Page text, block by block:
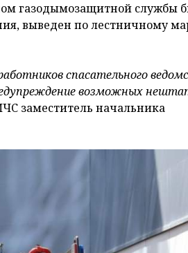
газодымозащитной службы
выведен по лестничному
спасательного
возможных
заместитель начальника